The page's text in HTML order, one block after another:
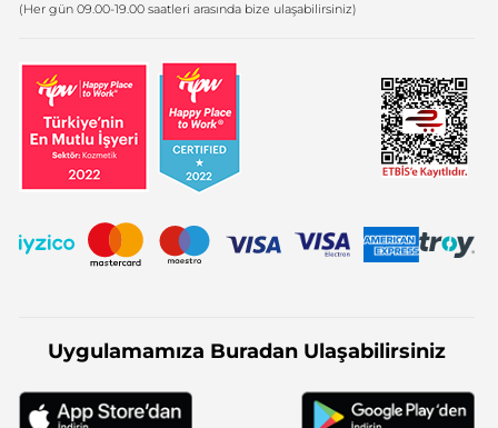
(Her gün 09.00-19.00 saatleri arasında bize ulaşabilirsiniz)
Uygulamamıza Buradan Ulaşabilirsiniz